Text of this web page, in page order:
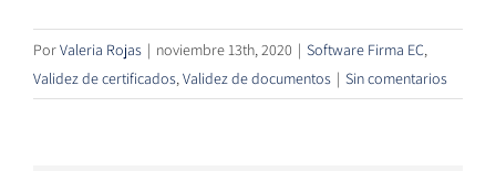
PorValeria Rojas | noviembre 13th, 2020 | Software Firma EC,
Validez de certificados,Validez de documentos | Sin comentarios